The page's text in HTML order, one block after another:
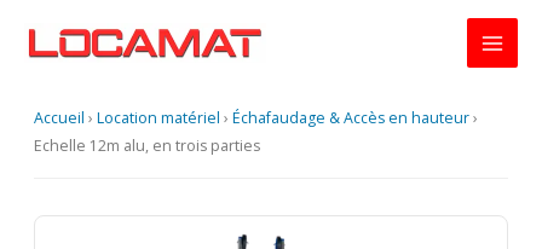
Accueil › Location matériel › Échafaudage & Accès en hauteur›
Echelle 12m alu, en trois parties